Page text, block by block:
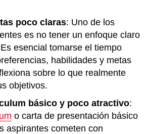
poco claras: Uno de los
es no tener un enfoque claro
esencial tomarse el tiempo
habilidades y metas
sobre lo que realmente
objetivos.
básico y poco atractivo:
o carta de presentación básico
aspirantes cometen con